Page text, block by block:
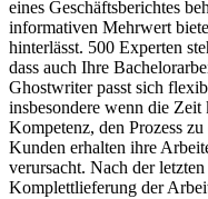
eines Geschäftsberichtes
informativen Mehrwert
hinterlässt. 500 Experten
dass auch Ihre
Ghostwriter passt sich
insbesondere wenn die
Kompetenz, den Prozess
Kunden erhalten ihre
verursacht. Nach der
Komplettlieferung der